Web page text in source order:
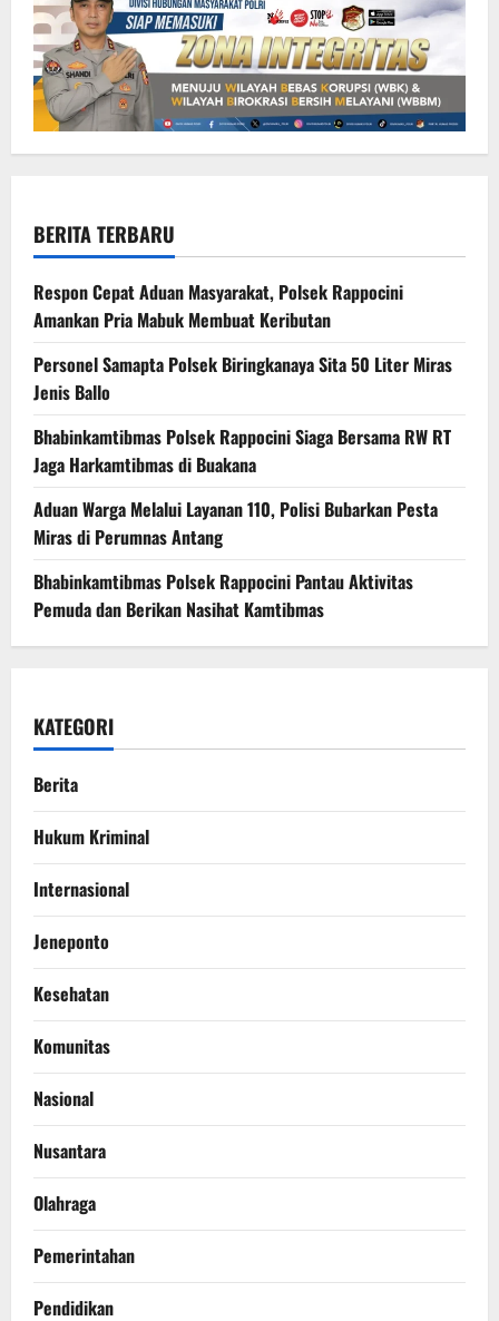
BERITA TERBARU
Respon Cepat Aduan Masyarakat, Polsek Rappocini
Amankan Pria Mabuk Membuat Keributan
Personel Samapta Polsek Biringkanaya Sita 50 Liter Miras
Jenis Ballo
Bhabinkamtibmas Polsek Rappocini Siaga Bersama RW RT
Jaga Harkamtibmas di Buakana
Aduan Warga Melalui Layanan 110, Polisi Bubarkan Pesta
Miras di Perumnas Antang
Bhabinkamtibmas Polsek Rappocini Pantau Aktivitas
Pemuda dan Berikan Nasihat Kamtibmas
KATEGORI
Berita
Hukum Kriminal
Internasional
Jeneponto
Kesehatan
Komunitas
Nasional
Nusantara
Olahraga
Pemerintahan
Pendidikan